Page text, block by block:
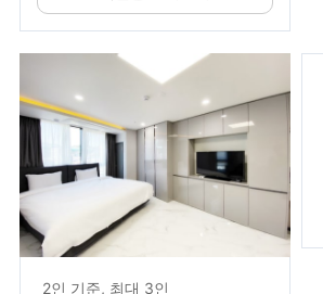
2인 기준, 최대 3인